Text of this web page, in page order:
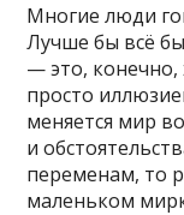
Многие люди
Лучше бы всё
— это, конечно,
просто
меняется мир
и
переменам, то
маленьком